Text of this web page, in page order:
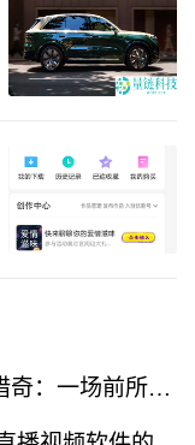
探索海角的黑料与爆炸反差猎奇：一场前所未有的直播视频体验